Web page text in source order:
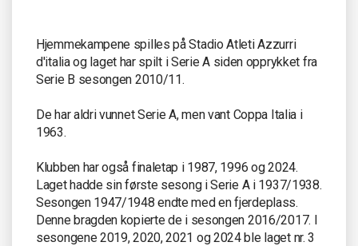
Hjemmekampene spilles på Stadio Atleti Azzurri
d'italia og laget har spilt i Serie A siden opprykket fra
Serie B sesongen 2010/11.
De har aldri vunnet Serie A, men vant Coppa Italia i
1963.
Klubben har også finaletap i 1987, 1996 og 2024.
Laget hadde sin første sesong i Serie A i 1937/1938.
Sesongen 1947/1948 endte med en fjerdeplass.
Denne bragden kopierte de i sesongen 2016/2017. I
sesongene 2019, 2020, 2021 og 2024 ble laget nr. 3